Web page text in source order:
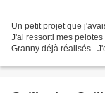
Un petit projet que
J'ai ressorti mes
Granny déjà réalisés .